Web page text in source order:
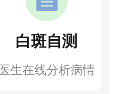
白斑自测
医生在线分析病情